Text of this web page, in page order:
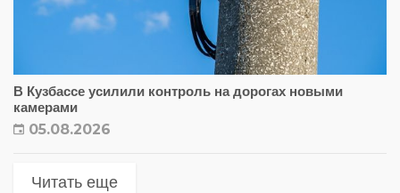
В Кузбассе усилили контроль на дорогах новыми
камерами
05.08.2026
Читать еще